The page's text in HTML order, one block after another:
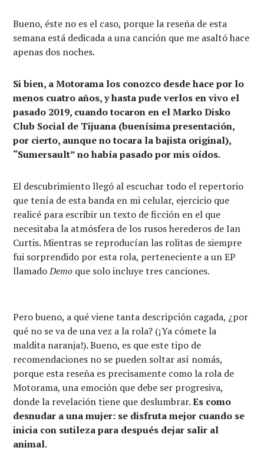
Bueno, éste no es el caso, porque la reseña de esta
semana está dedicada a una canción que me asaltó hace
apenas dos noches.
Si bien, a Motorama los conozco desde hace por lo
menos cuatro años, y hasta pude verlos en vivo el
pasado 2019, cuando tocaron en el Marko Disko
Club Social de Tijuana (buenísima presentación,
por cierto, aunque no tocara la bajista original),
“Sumersault” no había pasado por mis oídos.
El descubrimiento llegó al escuchar todo el repertorio
que tenía de esta banda en mi celular, ejercicio que
realicé para escribir un texto de ficción en el que
necesitaba la atmósfera de los rusos herederos de Ian
Curtis. Mientras se reproducían las rolitas de siempre
fui sorprendido por esta rola, perteneciente a un EP
llamadoDemo que solo incluye tres canciones.
Pero bueno, a qué viene tanta descripción cagada, ¿por
qué no se va de una vez a la rola? (¡Ya cómete la
maldita naranja!). Bueno, es que este tipo de
recomendaciones no se pueden soltar así nomás,
porque esta reseña es precisamente como la rola de
Motorama, una emoción que debe ser progresiva,
donde la revelación tiene que deslumbrar.Es como
desnudar a una mujer: se disfruta mejor cuando se
inicia con sutileza para después dejar salir al
animal.